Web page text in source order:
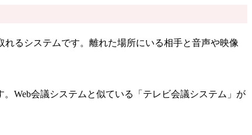
るシステムです。離れた場所にいる相手と音声や映像
Web会議システムと似ている「テレビ会議システム」が